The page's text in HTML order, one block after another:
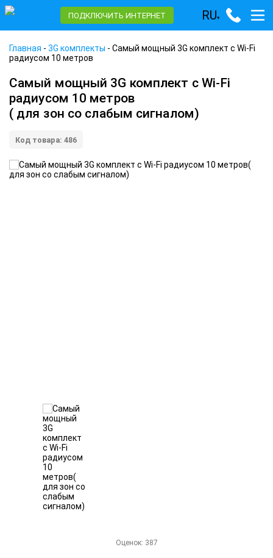
ПОДКЛЮЧИТЬ ИНТЕРНЕТ RU▾
Главная - 3G комплекты - Самый мощный 3G комплект с Wi-Fi
радиусом 10 метров
Самый мощный 3G комплект с Wi-Fi
радиусом 10 метров
( для зон со слабым сигналом)
Код товара: 486
Оценок: 387